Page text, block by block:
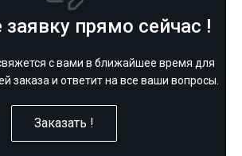
заявку прямо сейчас !
с вами в ближайшее время для
заказа и ответит на все ваши вопросы.
Заказать !